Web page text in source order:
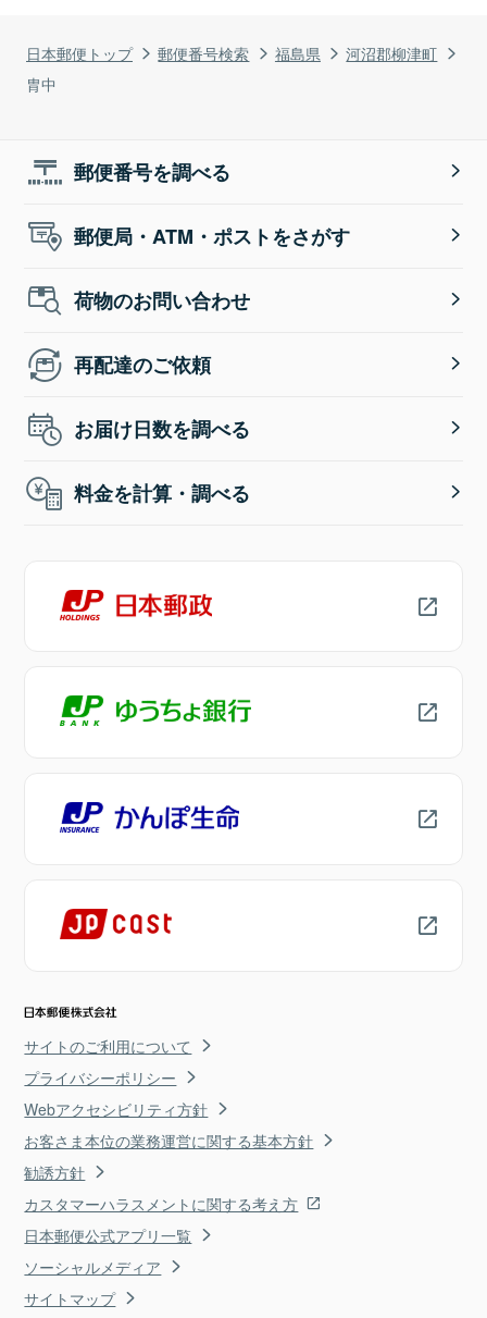
日本郵便トップ 郵便番号検索 福島県
河沼郡柳津町
胄中
郵便番号を調べる
郵便局・ATM・ポストをさがす
荷物のお問い合わせ
再配達のご依頼
お届け日数を調べる
料金を計算・調べる
サイトのご利用について
プライバシーポリシー
Webアクセシビリティ方針
お客さま本位の業務運営に関する基本方針
勧誘方針
カスタマーハラスメントに関する考え方
日本郵便公式アプリ一覧
ソーシャルメディア
サイトマップ